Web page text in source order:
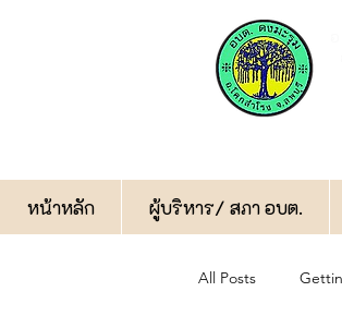
หน้าหลัก ผู้บริหาร/ สภา อบต.
All Posts